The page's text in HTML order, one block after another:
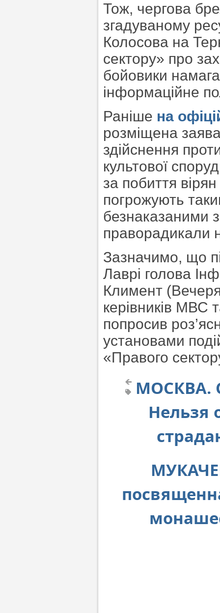
Тож, чергова
згадуваному
Колосова на
сектору» про
бойовики
інформаційне
Раніше на
розміщена
здійснення
культової
за побиття
погрожують
безнаказаними
праворадикали
Зазначимо, що
Лаврі голова
Климент
керівників МВС
попросив
установами
«Правого
МОСКВА.
Нельзя